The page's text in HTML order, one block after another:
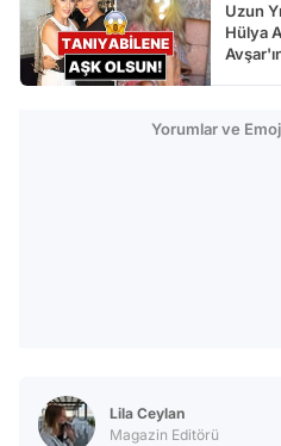
Uzun
Hülya
Yorumlar ve
Lila Ceylan
Magazin Editörü